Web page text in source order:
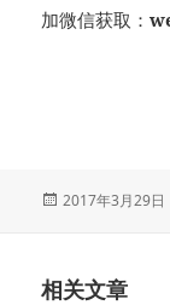
加微信获取：
发
2017年3月29日
相关文章